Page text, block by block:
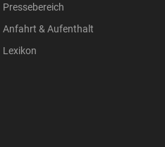
Pressebereich
Anfahrt & Aufenthalt
Lexikon